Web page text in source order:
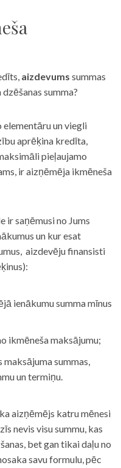
aizdevums summas
summa?
un viegli
aprēķina kredīta,
pieļaujamo
ir aizņēmēja ikmēneša
ir saņēmusi no Jums
un kur esat
aizdevēju finansisti
ienākumu summa mīnus
ikmēneša maksājumu;
summas,
un termiņu.
aizņēmējs katru mēnesi
nevis visu summu, kas
bet gan tikai daļu no
savu formulu, pēc